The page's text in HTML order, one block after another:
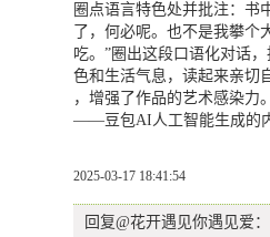
圈点语言特色处并批注：书
了，何必呢。也不是我攀
吃。”圈出这段口语化对话
色和生活气息，读起来亲切
，增强了作品的艺术感染力。
——豆包AI人工智能生成的
2025-03-17 18:41:54
回复@花开遇见你遇见爱：